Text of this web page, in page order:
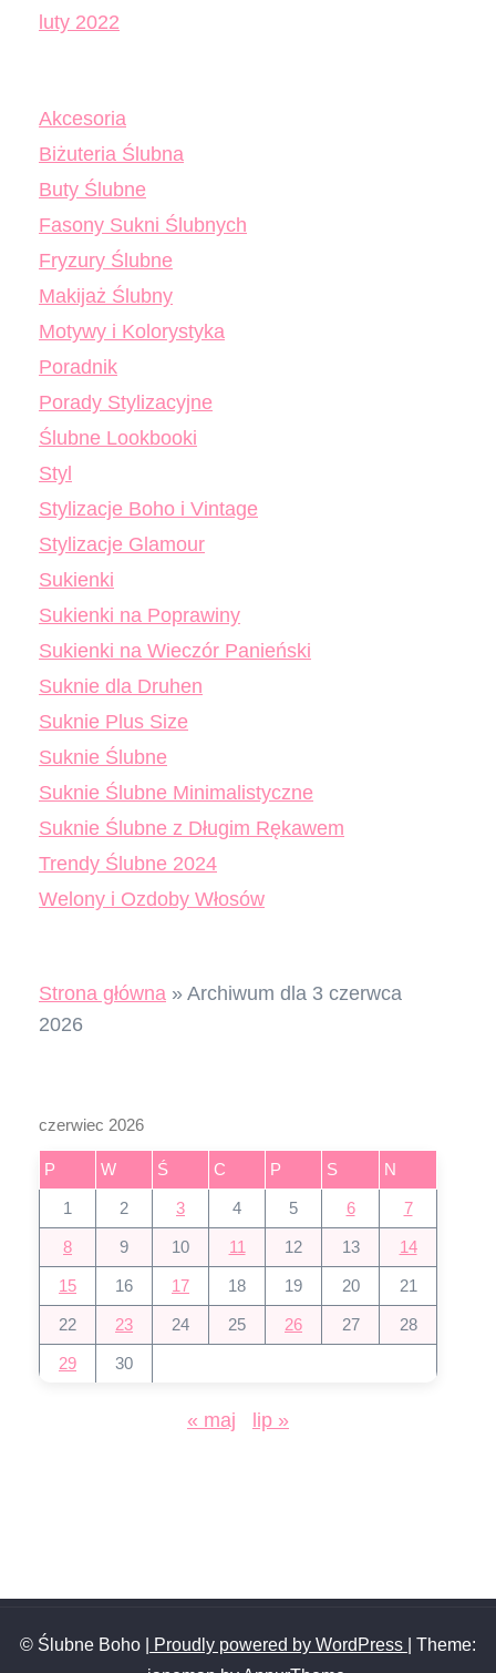
luty 2022
Akcesoria
Biżuteria Ślubna
Buty Ślubne
Fasony Sukni Ślubnych
Fryzury Ślubne
Makijaż Ślubny
Motywy i Kolorystyka
Poradnik
Porady Stylizacyjne
Ślubne Lookbooki
Styl
Stylizacje Boho i Vintage
Stylizacje Glamour
Sukienki
Sukienki na Poprawiny
Sukienki na Wieczór Panieński
Suknie dla Druhen
Suknie Plus Size
Suknie Ślubne
Suknie Ślubne Minimalistyczne
Suknie Ślubne z Długim Rękawem
Trendy Ślubne 2024
Welony i Ozdoby Włosów
Strona główna » Archiwum dla 3 czerwca
2026
czerwiec 2026
P W Ś C P S N
1 2 3 4 5 6 7
8 9 10 11 12 13 14
15 16 17 18 19 20 21
22 23 24 25 26 27 28
29 30
« maj lip »
© Ślubne Boho | Proudly powered by WordPress
Theme: